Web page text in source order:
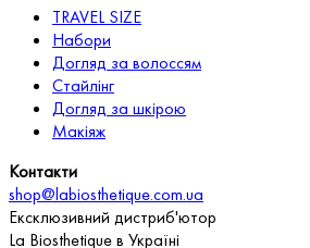
TRAVEL SIZE
Набори
Догляд за волоссям
Стайлінг
Догляд за шкірою
Макіяж
Контакти
shop@labiosthetique.com.ua
Ексклюзивний дистриб'ютор
La Biosthetique в Україні